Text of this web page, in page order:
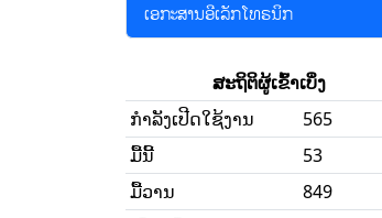
ເອກະສານອີເລັກໂທຣນິກ
ສະຖິຕິຜູ້ເຂົ້າເບິ່ງ
ກໍາລັງເປີດໃຊ້ງານ
565
ມື້ນີ້
53
ມື້ວານ
849